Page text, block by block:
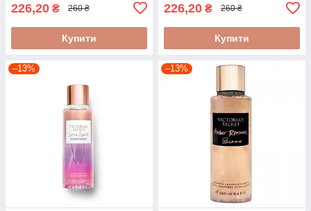
226,20 ₴ 260 ₴
Купити
226,20 ₴ 260 ₴
Купити
–13% –13%